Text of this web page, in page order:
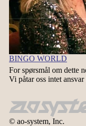
BINGO WORLD
For spørsmål om dette
Vi påtar oss intet
© ao-system, Inc.